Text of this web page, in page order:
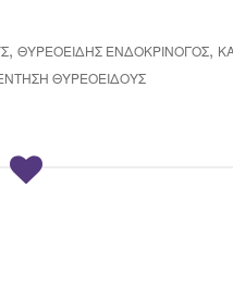
, ΘΥΡΕΟΕΙΔΉΣ ΕΝΔΟΚΡΙΝΌΓΟΣ,
ΘΥΡΕΟΕΙΔΟΎΣ